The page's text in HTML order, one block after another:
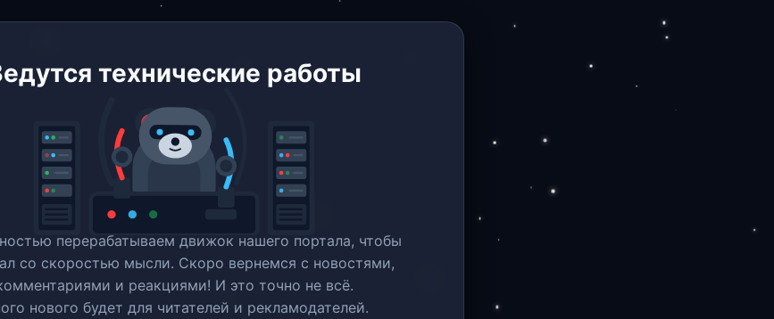
технические работы
перерабатываем движок нашего портала, чтобы
со скоростью мысли. Скоро вернемся c новостями,
и реакциями! И это точно не всё.
нового будет для читателей и рекламодателей.